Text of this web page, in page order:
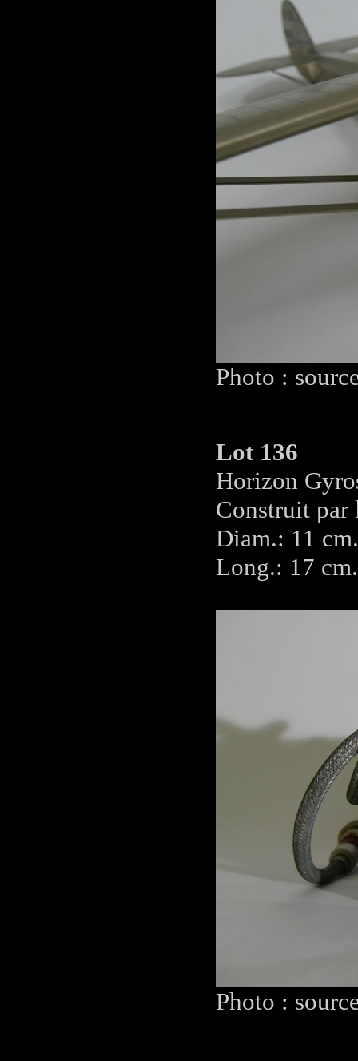
Photo :
Lot 136
Horizon
Construit par
Diam.: 11 cm.
Long.: 17 cm.
Photo :